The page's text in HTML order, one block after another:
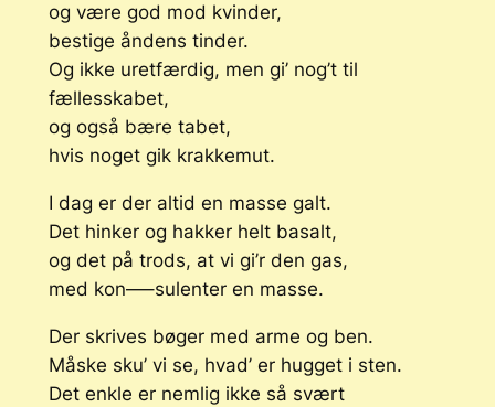
og være god mod kvinder,
bestige åndens tinder.
Og ikke uretfærdig, men gi’ nog’t til
fællesskabet,
og også bære tabet,
hvis noget gik krakkemut.
I dag er der altid en masse galt.
Det hinker og hakker helt basalt,
og det på trods, at vi gi’r den gas,
med kon—–sulenter en masse.
Der skrives bøger med arme og ben.
Måske sku’ vi se, hvad’ er hugget i sten.
Det enkle er nemlig ikke så svært